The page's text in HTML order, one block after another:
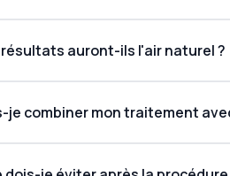
résultats auront-ils l'air naturel ?
je combiner mon traitement